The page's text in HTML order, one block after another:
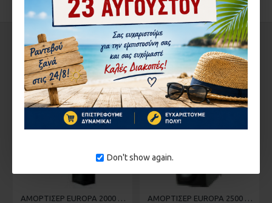
Don't show again.
ΑΠΌ ΤΟΝ ΊΔΙΟ ΚΑΤΑΣΚΕΥΑΣΤΉ ΣΤΗΝ ΄ΙΔΙΑ ΚΑΤΗΓΟΡΊΑ
1-3 ΗΜΈΡΕΣ
ΑΜΟΡΤΙΣΕΡ EUROPA 2000 KAI 100 ΣΤΟΠΕΡ 181.4 20-20-007
1-3 ΗΜΈΡΕΣ
ΑΜΟΡΤΙΣΕΡ EUROPA 2500 ENS-4 20-20-011